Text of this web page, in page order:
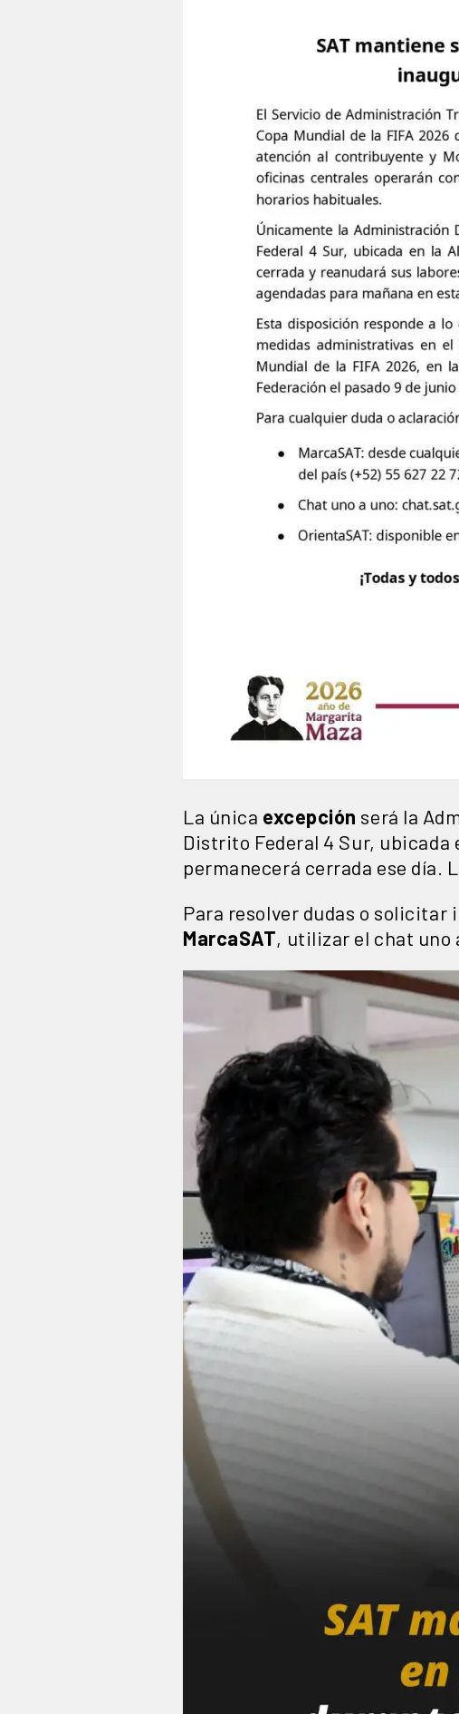
La única excepción será la
Distrito Federal 4 Sur, ubicada
permanecerá cerrada ese día.
Para resolver dudas o
MarcaSAT, utilizar el chat uno